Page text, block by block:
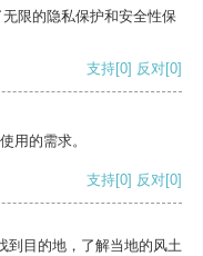
限的隐私保护和安全性保
支持[0] 反对[0]
用的需求。
支持[0] 反对[0]
到目的地，了解当地的风土